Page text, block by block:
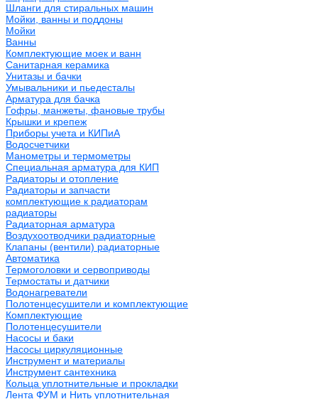
Шланги для стиральных машин
Мойки, ванны и поддоны
Мойки
Ванны
Комплектующие моек и ванн
Санитарная керамика
Унитазы и бачки
Умывальники и пьедесталы
Арматура для бачка
Гофры, манжеты, фановые трубы
Крышки и крепеж
Приборы учета и КИПиА
Водосчетчики
Манометры и термометры
Специальная арматура для КИП
Радиаторы и отопление
Радиаторы и запчасти
комплектующие к радиаторам
радиаторы
Радиаторная арматура
Воздухоотводчики радиаторные
Клапаны (вентили) радиаторные
Автоматика
Термоголовки и сервоприводы
Термостаты и датчики
Водонагреватели
Полотенцесушители и комплектующие
Комплектующие
Полотенцесушители
Насосы и баки
Насосы циркуляционные
Инструмент и материалы
Инструмент сантехника
Кольца уплотнительные и прокладки
Лента ФУМ и Нить уплотнительная